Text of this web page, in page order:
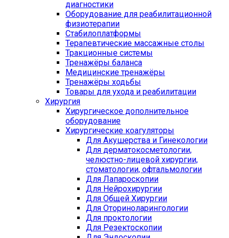
диагностики
Оборудование для реабилитационной
физиотерапии
Стабилоплатформы
Терапевтические массажные столы
Тракционные системы
Тренажёры баланса
Медицинские тренажёры
Тренажёры ходьбы
Товары для ухода и реабилитации
Хирургия
Хирургическое дополнительное
оборудование
Хирургические коагуляторы
Для Акушерства и Гинекологии
Для дерматокосметологии,
челюстно-лицевой хирургии,
стоматологии, офтальмологии
Для Лапароскопии
Для Нейрохирургии
Для Общей Хирургии
Для Оториноларингологии
Для проктологии
Для Резектоскопии